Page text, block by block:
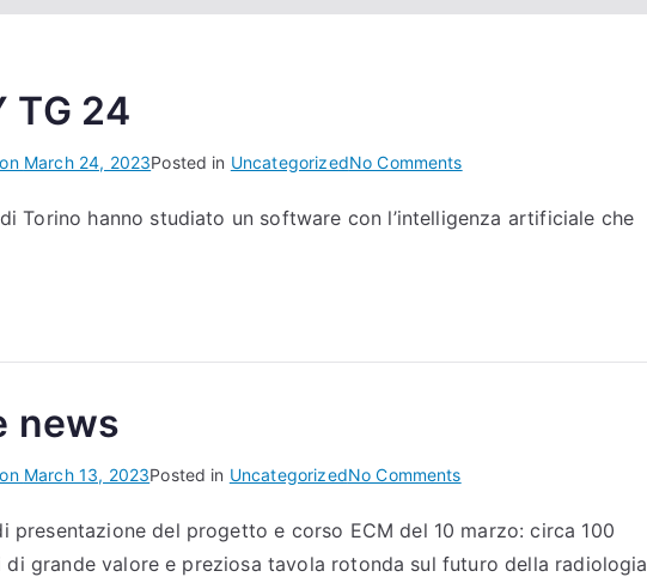
TG 24
March 24, 2023Posted in UncategorizedNo Commentson
@
di Torino hanno studiato un software con l’intelligenza artificiale che
news
March 13, 2023Posted in UncategorizedNo Commentson
on
the
presentazione del progetto e corso ECM del 10 marzo: circa 100
grande valore e preziosa tavola rotonda sul futuro della radiologia